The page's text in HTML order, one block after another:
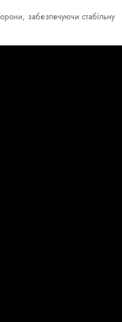
забезпечуючи стабільну